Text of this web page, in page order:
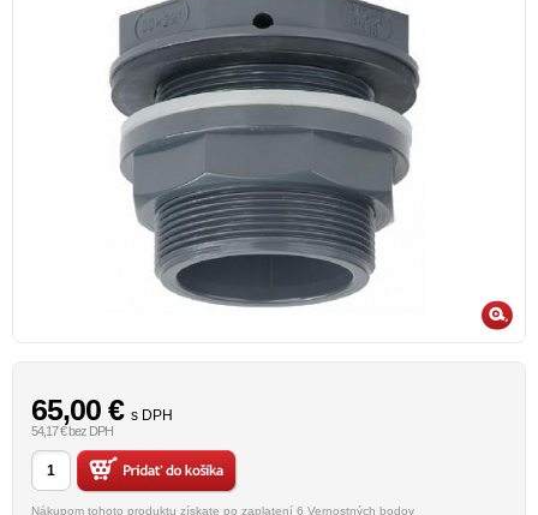
65,00 € s DPH
54,17 € bez DPH
Nákupom tohoto produktu získate po zaplatení 6 Vernostných bodov